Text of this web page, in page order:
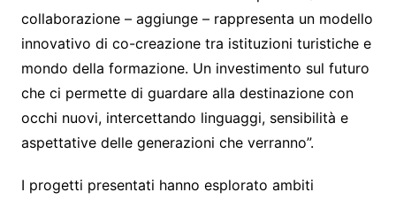
collaborazione – aggiunge – rappresenta un modello
innovativo di co-creazione tra istituzioni turistiche e
mondo della formazione. Un investimento sul futuro
che ci permette di guardare alla destinazione con
occhi nuovi, intercettando linguaggi, sensibilità e
aspettative delle generazioni che verranno”.
I progetti presentati hanno esplorato ambiti